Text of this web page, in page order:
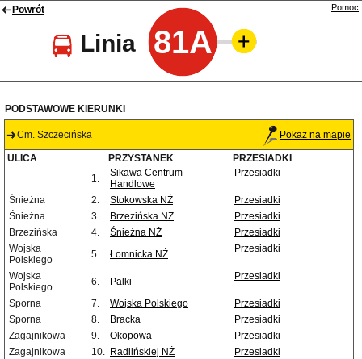
Powrót
Linia 81A
Pomoc
PODSTAWOWE KIERUNKI
Cm. Szczecińska Pokaż na mapie
ULICA PRZYSTANEK
PRZESIADKI
1.
Sikawa Centrum
Handlowe
Przesiadki
Śnieżna 2. Stokowska NŻ
Przesiadki
Śnieżna
3. Brzezińska NŻ
Przesiadki
Brzezińska
4. Śnieżna NŻ
Przesiadki
Wojska
Polskiego
5. Łomnicka NŻ Przesiadki
Wojska
Polskiego
6. Palki Przesiadki
Sporna 7. Wojska Polskiego
Przesiadki
Sporna
8. Bracka
Przesiadki
Zagajnikowa
9. Okopowa
Przesiadki
Zagajnikowa
10. Radlińskiej NŻ
Przesiadki